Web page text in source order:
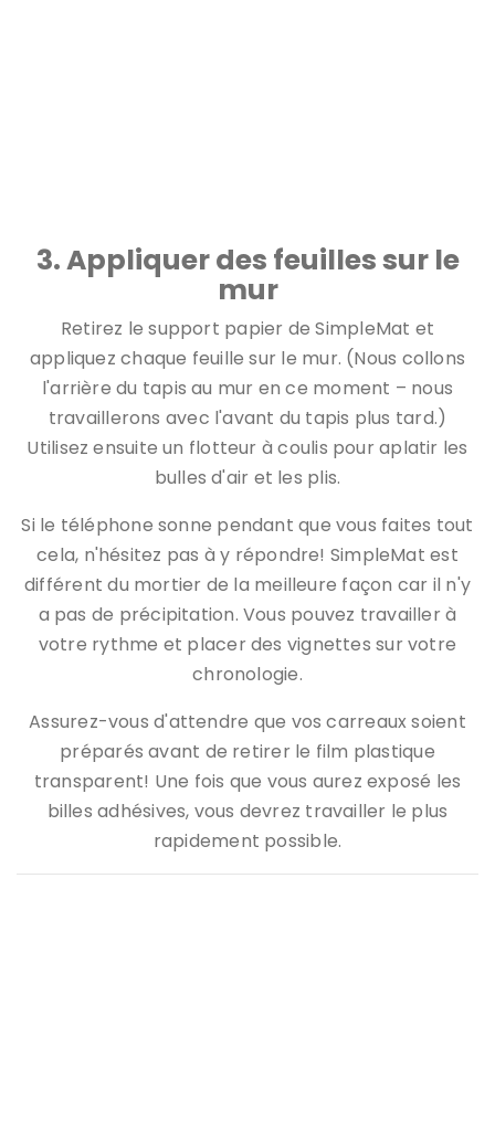
3. Appliquer des feuilles sur le
mur
Retirez le support papier de SimpleMat et
appliquez chaque feuille sur le mur. (Nous collons
l'arrière du tapis au mur en ce moment – nous
travaillerons avec l'avant du tapis plus tard.)
Utilisez ensuite un flotteur à coulis pour aplatir les
bulles d'air et les plis.
Si le téléphone sonne pendant que vous faites tout
cela, n'hésitez pas à y répondre! SimpleMat est
différent du mortier de la meilleure façon car il n'y
a pas de précipitation. Vous pouvez travailler à
votre rythme et placer des vignettes sur votre
chronologie.
Assurez-vous d'attendre que vos carreaux soient
préparés avant de retirer le film plastique
transparent! Une fois que vous aurez exposé les
billes adhésives, vous devrez travailler le plus
rapidement possible.